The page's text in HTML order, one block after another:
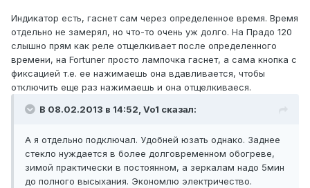
Индикатор есть, гаснет сам через определенное время. Время
отдельно не замерял, но что-то очень уж долго. На Прадо 120
слышно прям как реле отщелкивает после определенного
времени, на Fortuner просто лампочка гаснет, а сама кнопка с
фиксацией т.е. ее нажимаешь она вдавливается, чтобы
отключить еще раз нажимаешь и она отщелкиваеся.
В 08.02.2013 в 14:52, Vo1 сказал:
А я отдельно подключал. Удобней юзать однако. Заднее
стекло нуждается в более долговременном обогреве,
зимой практически в постоянном, а зеркалам надо 5мин
до полного высыхания. Экономлю электричество.